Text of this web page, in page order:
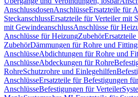
AnschlussdosenAnschlüsseErsatzteile für
SteckanschlussErsatzteile für Verteiler mit
mit GewindeanschlussAnschlüsse für
Anschlüsse für HeizungZubehör
ZubehörDämmungen für Rohre und
AnschlüsseAbdichtungen für Rohre und
AnschlüsseAbdeckungen für Rohre
RohreSchutzrohre und Einlegehilfen
AnschlüsseErsatzteile für Befestigungen für
AnschlüsseBefestigungen für Verteiler